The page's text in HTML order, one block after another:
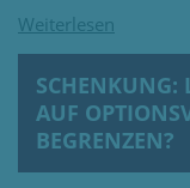
SCHENKUNG:
AUF
BEGRENZEN?